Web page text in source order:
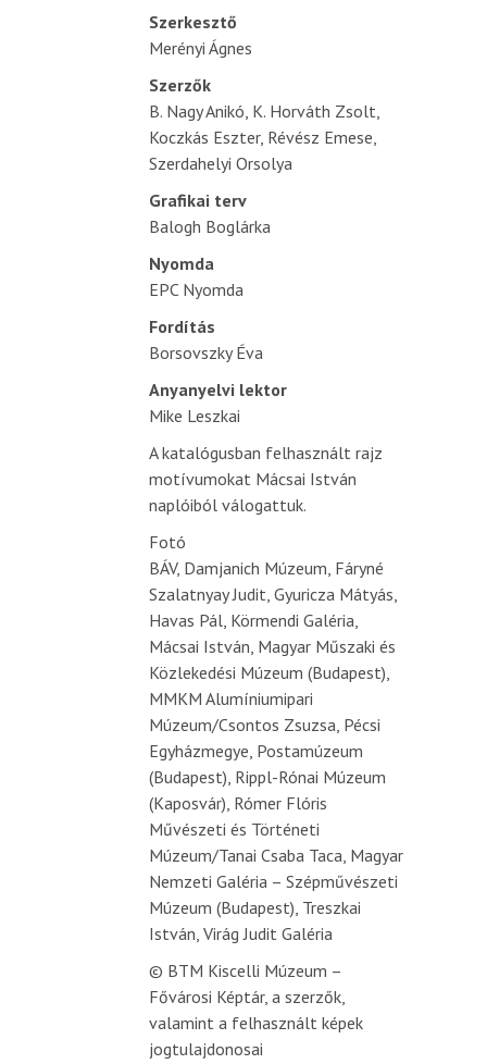
Szerkesztő
Merényi Ágnes
Szerzők
B. Nagy Anikó, K. Horváth Zsolt,
Koczkás Eszter, Révész Emese,
Szerdahelyi Orsolya
Grafikai terv
Balogh Boglárka
Nyomda
EPC Nyomda
Fordítás
Borsovszky Éva
Anyanyelvi lektor
Mike Leszkai
A katalógusban felhasznált rajz
motívumokat Mácsai István
naplóiból válogattuk.
Fotó
BÁV, Damjanich Múzeum, Fáryné
Szalatnyay Judit, Gyuricza Mátyás,
Havas Pál, Körmendi Galéria,
Mácsai István, Magyar Műszaki és
Közlekedési Múzeum (Budapest),
MMKM Alumíniumipari
Múzeum/Csontos Zsuzsa, Pécsi
Egyházmegye, Postamúzeum
(Budapest), Rippl-Rónai Múzeum
(Kaposvár), Rómer Flóris
Művészeti és Történeti
Múzeum/Tanai Csaba Taca, Magyar
Nemzeti Galéria – Szépművészeti
Múzeum (Budapest), Treszkai
István, Virág Judit Galéria
© BTM Kiscelli Múzeum –
Fővárosi Képtár, a szerzők,
valamint a felhasznált képek
jogtulajdonosai